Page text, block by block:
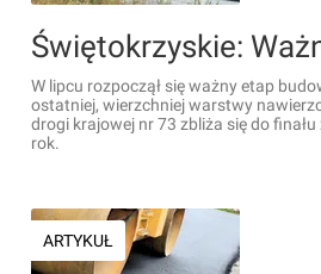
W lipcu rozpoczął się ważny etap
ostatniej, wierzchniej warstwy
drogi krajowej nr 73 zbliża się do
rok.
ARTYKUŁ